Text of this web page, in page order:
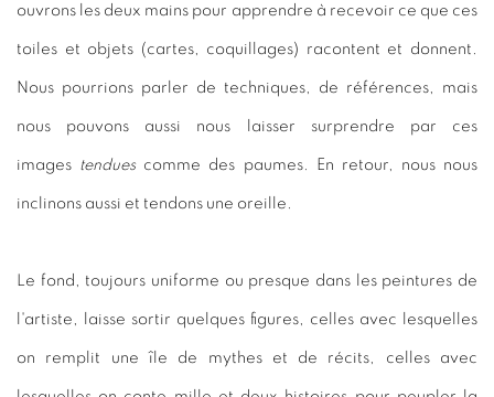
ouvrons les deux mains pour apprendre à recevoir ce que ces
toiles et objets (cartes, coquillages) racontent et donnent.
Nous pourrions parler de techniques, de références, mais
nous pouvons aussi nous laisser surprendre par ces
images tenduescomme des paumes. En retour, nous nous
inclinons aussi et tendons une oreille.
Le fond, toujours uniforme ou presque dans les peintures de
l'artiste, laisse sortir quelques figures, celles avec lesquelles
on remplit une île de mythes et de récits, celles avec